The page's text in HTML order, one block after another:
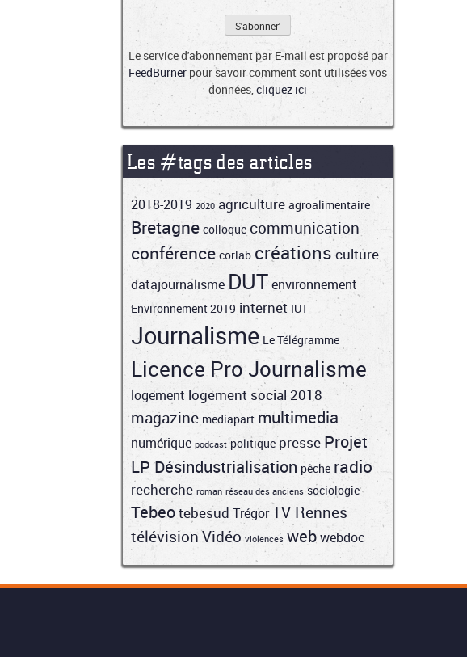
Le service d'abonnement par E-mail est proposé par
FeedBurner pour savoir comment sont utilisées vos
données,cliquez ici
Les #tags des articles
2018-2019 2020 agriculture agroalimentaire
Bretagne colloque communication
conférence corlab créations culture
datajournalisme DUTenvironnement
Environnement 2019 internet IUT
Journalisme Le Télégramme
Licence Pro Journalisme
logement logement social 2018
magazine mediapart multimedia
numérique podcast politique presse Projet
LP Désindustrialisation pêche radio
recherche roman réseau des anciens sociologie
Tebeotebesud TrégorTV Rennes
télévision Vidéo violences webwebdoc